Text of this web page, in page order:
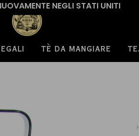
NEGLI STATI UNITI
TÈ DA MANGIARE